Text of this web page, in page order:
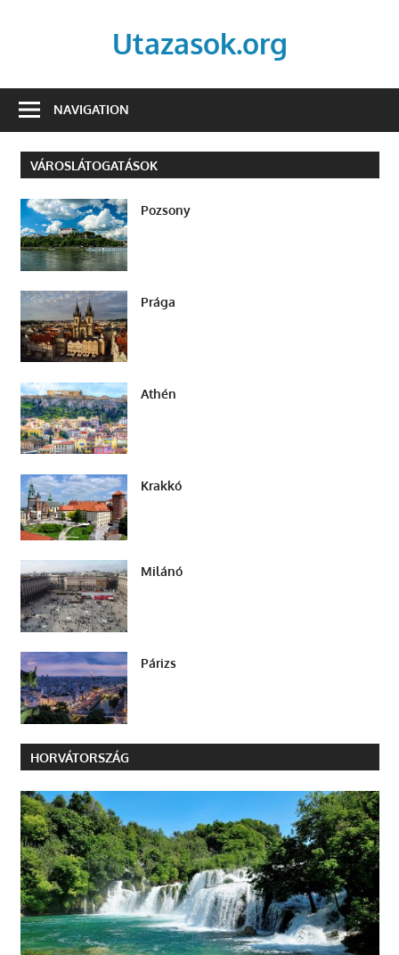
Utazasok.org
NAVIGATION
VÁROSLÁTOGATÁSOK
Pozsony
Prága
Athén
Krakkó
Milánó
Párizs
HORVÁTORSZÁG